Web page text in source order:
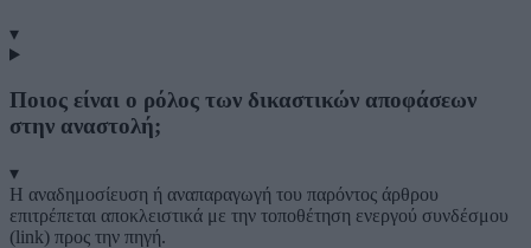
▾
Ποιος είναι ο ρόλος των δικαστικών αποφάσεων
στην αναστολή;
▾
Η αναδημοσίευση ή αναπαραγωγή του παρόντος άρθρου
επιτρέπεται αποκλειστικά με την τοποθέτηση ενεργού συνδέσμου
(link) προς την πηγή.